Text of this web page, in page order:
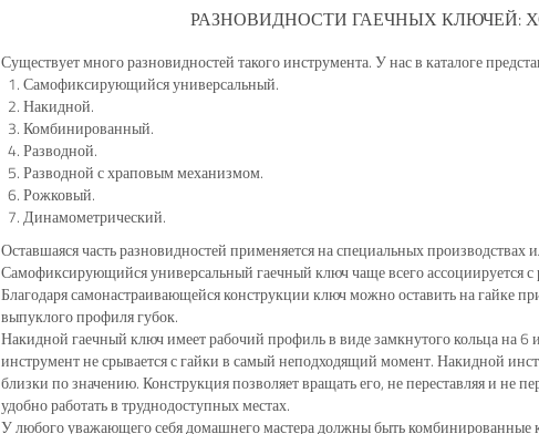
РАЗНОВИДНОСТИ ГАЕЧНЫХ КЛЮЧЕЙ:
Существует много разновидностей такого инструмента. У нас в каталоге
Самофиксирующийся универсальный.
Накидной.
Комбинированный.
Разводной.
Разводной с храповым механизмом.
Рожковый.
Динамометрический.
Оставшаяся часть разновидностей применяется на специальных производствах
Самофиксирующийся универсальный гаечный ключ чаще всего ассоциируется
Благодаря самонастраивающейся конструкции ключ можно оставить на гайке
выпуклого профиля губок.
Накидной гаечный ключ имеет рабочий профиль в виде замкнутого кольца на 6
инструмент не срывается с гайки в самый неподходящий момент. Накидной
близки по значению. Конструкция позволяет вращать его, не переставляя и не
удобно работать в труднодоступных местах.
У любого уважающего себя домашнего мастера должны быть